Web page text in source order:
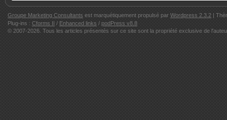
Groupe Marketing Consultants est marquétiquement propulsé par Wordpress 2.3.2 |
Plug-ins : Cforms II / Enhanced links / podPress v8.8
© 2007-2026. Tous les articles présentés sur ce site sont la propriété exclusive de